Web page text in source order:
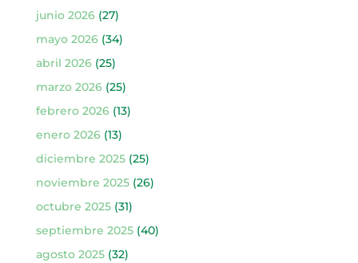
junio 2026(27)
mayo 2026(34)
abril 2026(25)
marzo 2026(25)
febrero 2026(13)
enero 2026(13)
diciembre 2025(25)
noviembre 2025(26)
octubre 2025(31)
septiembre 2025(40)
agosto 2025(32)